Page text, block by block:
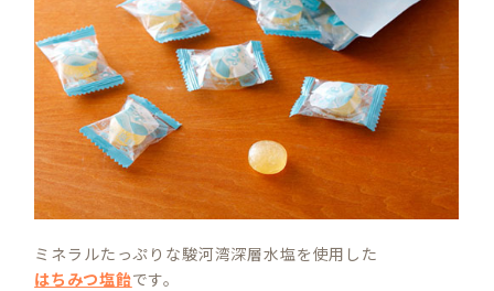
ミネラルたっぷりな駿河湾深層水塩を使用した
はちみつ塩飴です。